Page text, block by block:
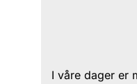
I våre dager er